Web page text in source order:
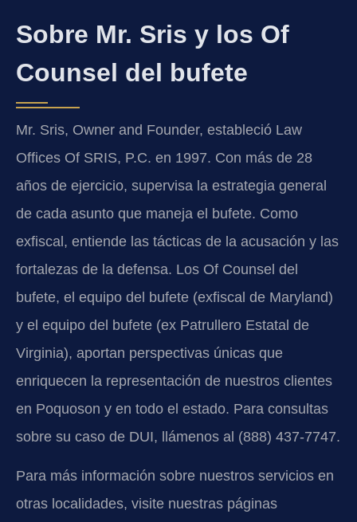
Sobre Mr. Sris y los Of
Counsel del bufete
Mr. Sris, Owner and Founder, estableció Law
Offices Of SRIS, P.C. en 1997. Con más de 28
años de ejercicio, supervisa la estrategia general
de cada asunto que maneja el bufete. Como
exfiscal, entiende las tácticas de la acusación y las
fortalezas de la defensa. Los Of Counsel del
bufete, el equipo del bufete (exfiscal de Maryland)
y el equipo del bufete (ex Patrullero Estatal de
Virginia), aportan perspectivas únicas que
enriquecen la representación de nuestros clientes
en Poquoson y en todo el estado. Para consultas
sobre su caso de DUI, llámenos al (888) 437-7747.
Para más información sobre nuestros servicios en
otras localidades, visite nuestras páginas